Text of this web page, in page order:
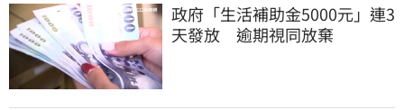
政府「生活補助金5000元」連3
天發放 逾期視同放棄